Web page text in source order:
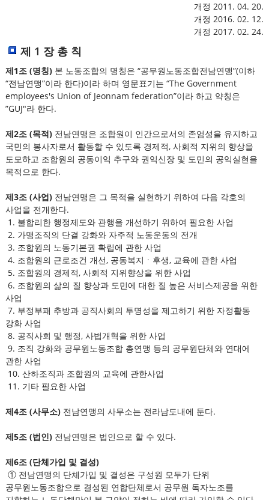
개정 2011. 04. 20.
개정 2016. 02. 12.
개정 2017. 02. 24.
제 1 장 총 칙
제1조 (명칭)본 노동조합의 명칭은 “공무원노동조합전남연맹”(이하
“전남연맹”이라 한다)이라 하며 영문표기는 “The Government
employees's Union of Jeonnam federation”이라 하고 약칭은
”GUJ"라 한다.
제2조 (목적)전남연맹은 조합원이 인간으로서의 존엄성을 유지하고
국민의 봉사자로서 활동할 수 있도록 경제적, 사회적 지위의 향상을
도모하고 조합원의 공동이익 추구와 권익신장 및 도민의 공익실현을
목적으로 한다.
제3조 (사업)전남연맹은 그 목적을 실현하기 위하여 다음 각호의
사업을 전개한다.
1. 불합리한 행정제도와 관행을 개선하기 위하여 필요한 사업
2. 가맹조직의 단결 강화와 자주적 노동운동의 전개
3. 조합원의 노동기본권 확립에 관한 사업
4. 조합원의 근로조건 개선, 공동복지ㆍ후생, 교육에 관한 사업
5. 조합원의 경제적, 사회적 지위향상을 위한 사업
6. 조합원의 삶의 질 향상과 도민에 대한 질 높은 서비스제공을 위한
사업
7. 부정부패 추방과 공직사회의 투명성을 제고하기 위한 자정활동
강화 사업
8. 공직사회 및 행정, 사법개혁을 위한 사업
9. 조직 강화와 공무원노동조합 총연맹 등의 공무원단체와 연대에
관한 사업
10. 산하조직과 조합원의 교육에 관한사업
11. 기타 필요한 사업
제4조 (사무소)전남연맹의 사무소는 전라남도내에 둔다.
제5조 (법인)전남연맹은 법인으로 할 수 있다.
제6조 (단체가입 및 결성)
① 전남연맹의 단체가입 및 결성은 구성원 모두가 단위
공무원노동조합으로 결성된 연합단체로서 공무원 독자노조를